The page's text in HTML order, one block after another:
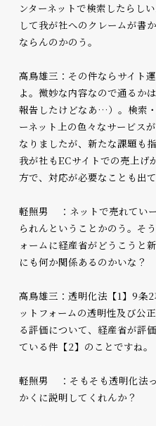
ンターネットで検索したらし
して我が社へのクレームが書
ならんのかのう。
高鳥雄三：その件ならサイト
よ。微妙な内容なので通るか
報告したけどなあ…）。検索
ーネット上の色々なサービス
なりましたが、新たな課題も
我が社もECサイトでの売上げ
方で、対応が必要なことも出て
軽照男 ：ネットで売れてい
られんということかのう。そ
ォームに経産省がどうこうと
にも何か関係あるのかいな？
高鳥雄三：透明化法【1】9条
ットフォームの透明性及び公
る評価について、経産省が評
ている件【2】のことですね。
軽照男 ：そもそも透明化法
かくに説明してくれんか？